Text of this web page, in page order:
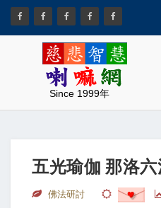
Since 1999年
五光瑜伽 那洛
佛法研討